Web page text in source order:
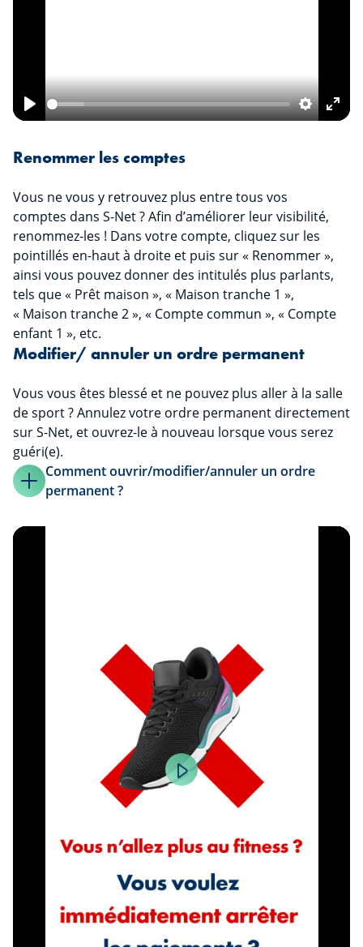
Play Settings
Renommer les comptes
Vous ne vous y retrouvez plus entre tous vos
comptes dans S-Net ? Afin d’améliorer leur visibilité,
renommez-les ! Dans votre compte, cliquez sur les
pointillés en-haut à droite et puis sur « Renommer »,
ainsi vous pouvez donner des intitulés plus parlants,
tels que « Prêt maison », « Maison tranche 1 »,
« Maison tranche 2 », « Compte commun », « Compte
enfant 1 », etc.
Modifier/ annuler un ordre permanent
Vous vous êtes blessé et ne pouvez plus aller à la salle
de sport ? Annulez votre ordre permanent directement
sur S-Net, et ouvrez-le à nouveau lorsque vous serez
guéri(e).
Comment ouvrir/modifier/annuler un ordre
permanent ?
Play